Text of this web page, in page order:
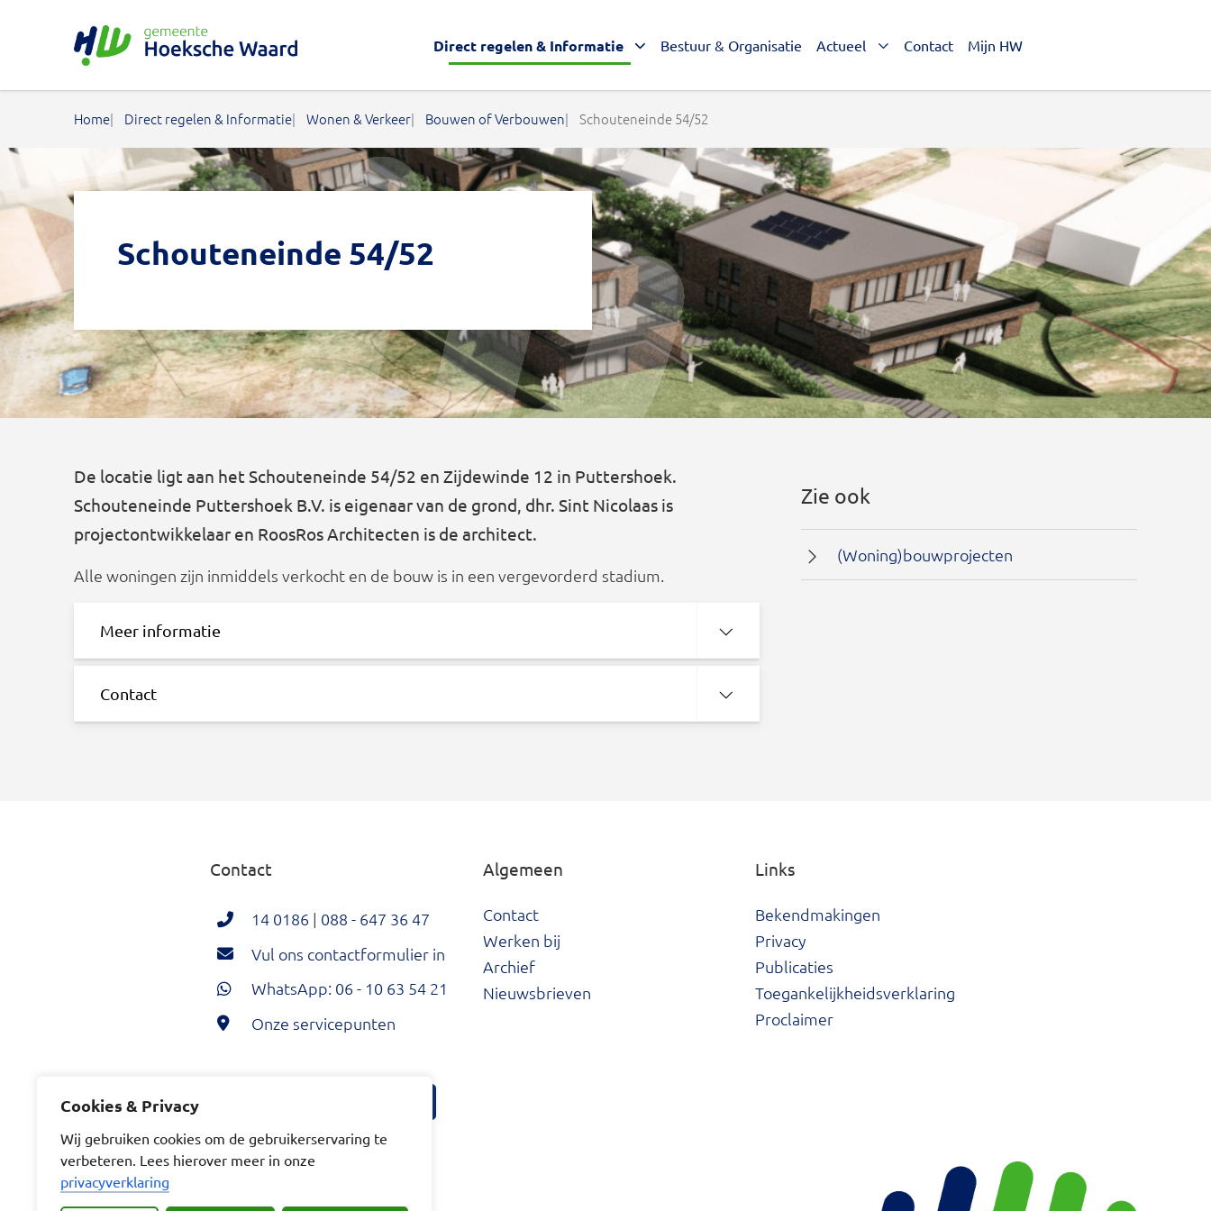
Cookies & Privacy
Wij gebruiken cookies om de gebruikerservaring te
verbeteren. Lees hierover meer in onze
privacyverklaring
Direct regelen & Informatie Bestuur & Organisatie Actueel Contact Mijn HW
Home Direct regelen & Informatie Wonen & Verkeer Bouwen of Verbouwen Schouteneinde 54/52
Schouteneinde 54/52
De locatie ligt aan het Schouteneinde 54/52 en Zijdewinde 12 in Puttershoek.
Schouteneinde Puttershoek B.V. is eigenaar van de grond, dhr. Sint Nicolaas is
projectontwikkelaar en RoosRos Architecten is de architect.
Alle woningen zijn inmiddels verkocht en de bouw is in een vergevorderd stadium.
Meer informatie
Contact
Zie ook
(Woning)bouwprojecten
Contact
14 0186 | 088 - 647 36 47
Vul ons contactformulier in
WhatsApp: 06 - 10 63 54 21
Onze servicepunten
Algemeen
Contact
Werken bij
Archief
Nieuwsbrieven
Links
Bekendmakingen
Privacy
Publicaties
Toegankelijkheidsverklaring
Proclaimer